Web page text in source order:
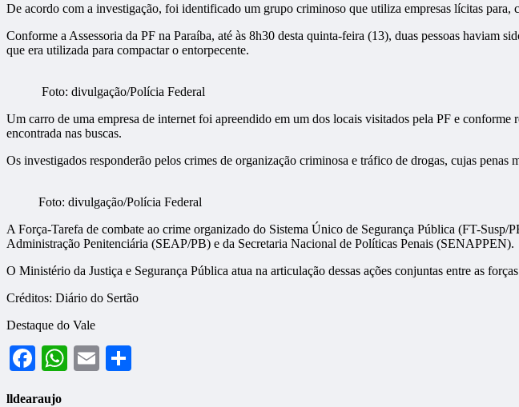
De acordo com a investigação, foi identificado um grupo criminoso que utiliza empresas lícitas
Conforme a Assessoria da PF na Paraíba, até às 8h30 desta quinta-feira (13), duas pessoas haviam
que era utilizada para compactar o entorpecente.
Foto: divulgação/Polícia Federal
Um carro de uma empresa de internet foi apreendido em um dos locais visitados pela PF e
encontrada nas buscas.
Os investigados responderão pelos crimes de organização criminosa e tráfico de drogas, cujas penas
Foto: divulgação/Polícia Federal
A Força-Tarefa de combate ao crime organizado do Sistema Único de Segurança Pública (FT-
Administração Penitenciária (SEAP/PB) e da Secretaria Nacional de Políticas Penais (SENAPPEN).
O Ministério da Justiça e Segurança Pública atua na articulação dessas ações conjuntas entre as
Créditos: Diário do Sertão
Destaque do Vale
Facebook
WhatsApp
Email
lldearaujo